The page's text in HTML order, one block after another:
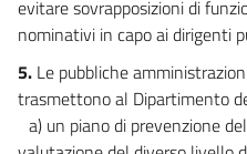
evitare sovrapposizioni di
nominativi in capo ai dirigenti
5. Le pubbliche
trasmettono al Dipartimento
a) un piano di prevenzione